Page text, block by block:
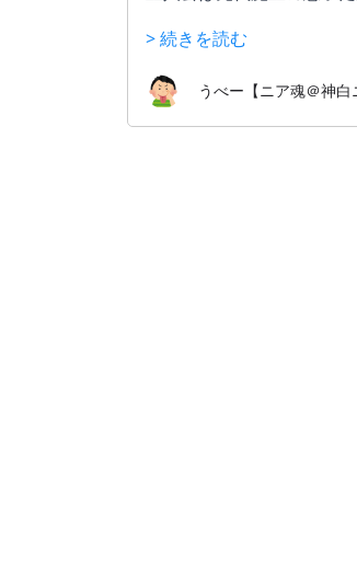
シナリオにボリュームが
> 続きを読む
うべー【ニア魂＠神白